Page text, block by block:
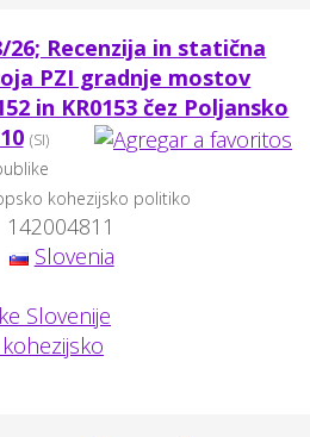
26; Recenzija in statična
PZI gradnje mostov
in KR0153 čez Poljansko
(SI)
kohezijsko politiko
142004811
Slovenia
Slovenije